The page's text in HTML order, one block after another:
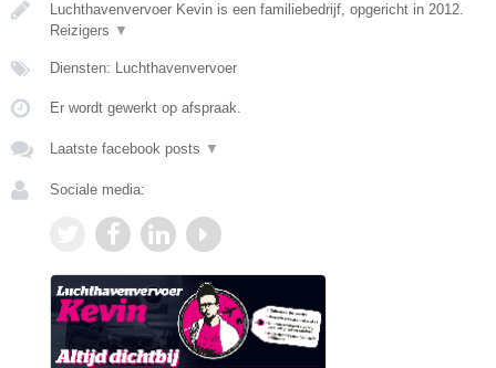
Luchthavenvervoer Kevin is een familiebedrijf, opgericht in 2012.
Reizigers ▼
Diensten: Luchthavenvervoer
Er wordt gewerkt op afspraak.
Laatste facebook posts ▼
Sociale media: